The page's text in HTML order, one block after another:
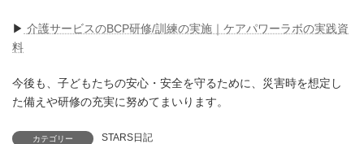
▶︎ 介護サービスのBCP研修/訓練の実施｜ケアパワーラボの実践資
料
今後も、子どもたちの安心・安全を守るために、災害時を想定し
た備えや研修の充実に努めてまいります。
カテゴリー STARS日記